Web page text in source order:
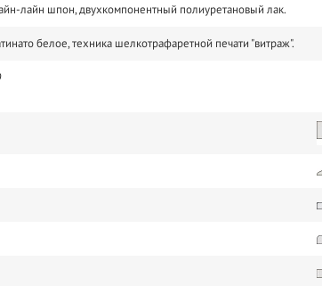
лайн шпон, двухкомпонентный полиуретановый лак.
белое, техника шелкотрафаретной печати "витраж".